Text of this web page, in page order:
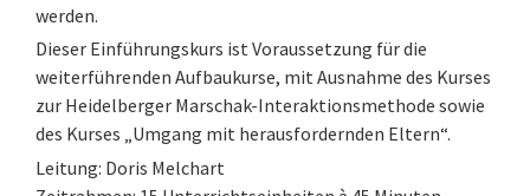
werden.
Dieser Einführungskurs ist Voraussetzung für die
weiterführenden Aufbaukurse, mit Ausnahme des Kurses
zur Heidelberger Marschak-Interaktionsmethode sowie
des Kurses „Umgang mit herausfordernden Eltern“.
Leitung: Doris Melchart